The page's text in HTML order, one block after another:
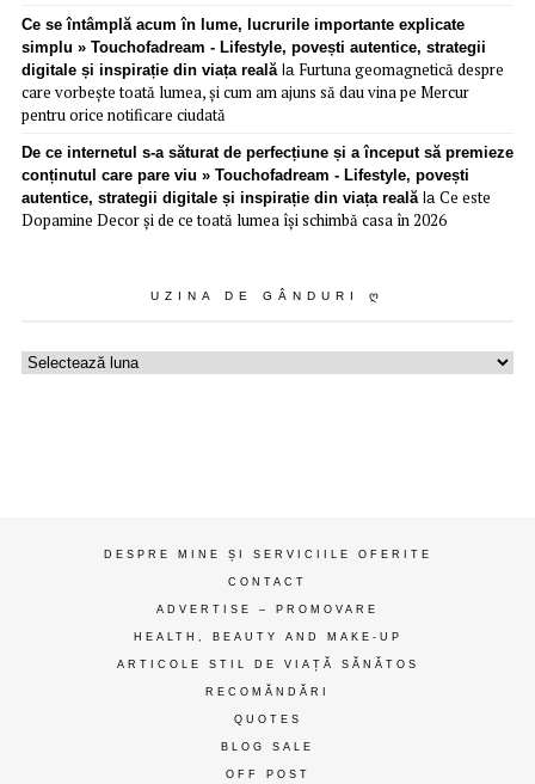
Ce se întâmplă acum în lume, lucrurile importante explicate
simplu » Touchofadream - Lifestyle, povești autentice, strategii
digitale și inspirație din viața realăla Furtuna geomagnetică despre
care vorbește toată lumea, și cum am ajuns să dau vina pe Mercur
pentru orice notificare ciudată
De ce internetul s-a săturat de perfecțiune și a început să premieze
conținutul care pare viu » Touchofadream - Lifestyle, povești
autentice, strategii digitale și inspirație din viața realăla Ce este
Dopamine Decor și de ce toată lumea își schimbă casa în 2026
UZINA DE GÂNDURI Ღ
Uzina
DESPRE MINE ȘI SERVICIILE OFERITE
CONTACT
ADVERTISE – PROMOVARE
HEALTH, BEAUTY AND MAKE-UP
ARTICOLE STIL DE VIAȚĂ SĂNĂTOS
RECOMĂNDĂRI
QUOTES
BLOG SALE
OFF POST